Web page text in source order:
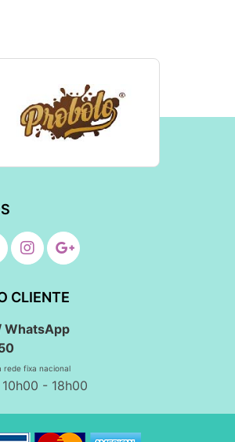
CLIENTE
WhatsApp
rede fixa nacional
- 18h00